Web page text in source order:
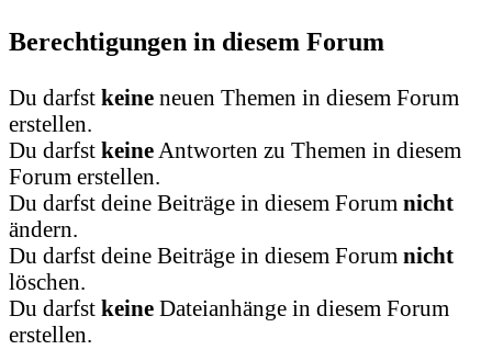
Berechtigungen in diesem Forum
Du darfst keine neuen Themen in diesem Forum
erstellen.
Du darfst keine Antworten zu Themen in diesem
Forum erstellen.
Du darfst deine Beiträge in diesem Forum nicht
ändern.
Du darfst deine Beiträge in diesem Forum nicht
löschen.
Du darfst keine Dateianhänge in diesem Forum
erstellen.